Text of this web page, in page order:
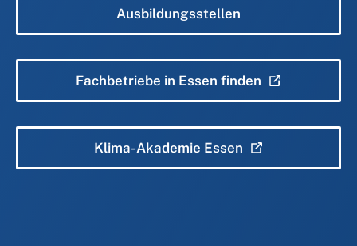
Ausbildungsstellen
Fachbetriebe in Essen finden
Klima-Akademie Essen